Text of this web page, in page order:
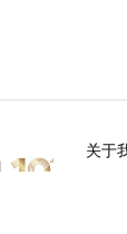
关于